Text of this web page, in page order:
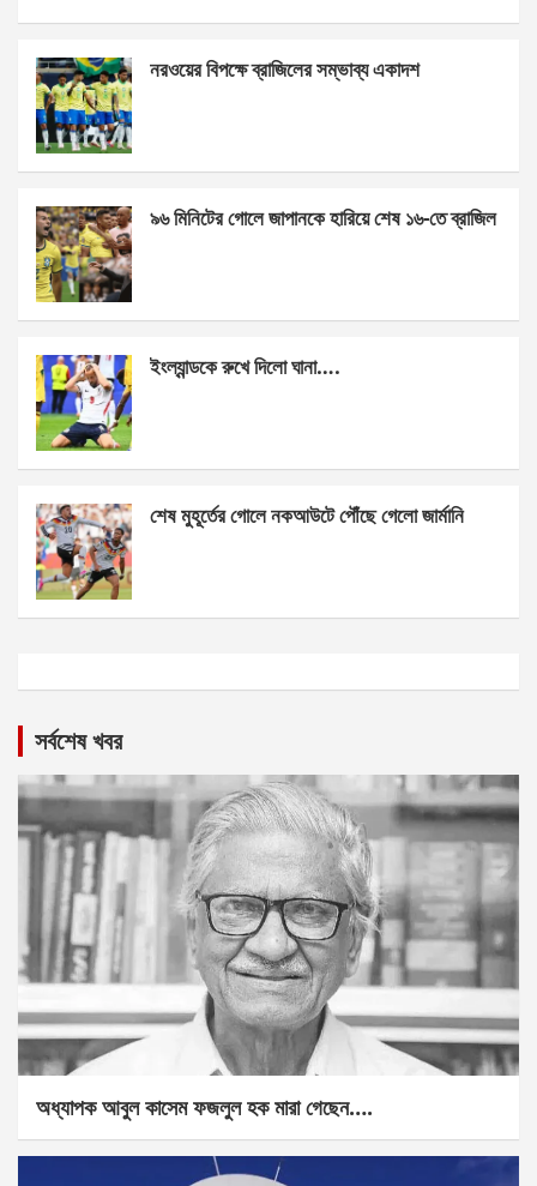
b
o
o
k
n
g
er
s
p
e
নরওয়ের বিপক্ষে ব্রাজিলের সম্ভাব্য একাদশ
৯৬ মিনিটের গোলে জাপানকে হারিয়ে শেষ ১৬-তে ব্রাজিল
ইংল্যান্ডকে রুখে দিলো ঘানা….
শেষ মুহূর্তের গোলে নকআউটে পৌঁছে গেলো জার্মানি
সর্বশেষ খবর
অধ্যাপক আবুল কাসেম ফজলুল হক মারা গেছেন….